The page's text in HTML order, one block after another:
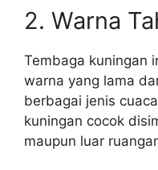
2. Warna
Tembaga kuningan
warna yang lama
berbagai jenis
kuningan cocok
maupun luar